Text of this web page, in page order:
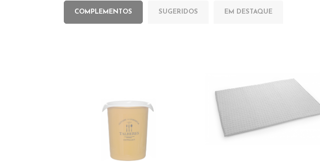
COMPLEMENTOS SUGERIDOS EM DESTAQUE